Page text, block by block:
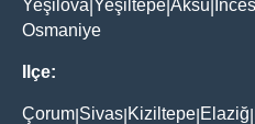
Yeşilova Yeşiltepe Aksu
Osmaniye
Ilçe:
Çorum Sivas Kiziltepe Elaziğ